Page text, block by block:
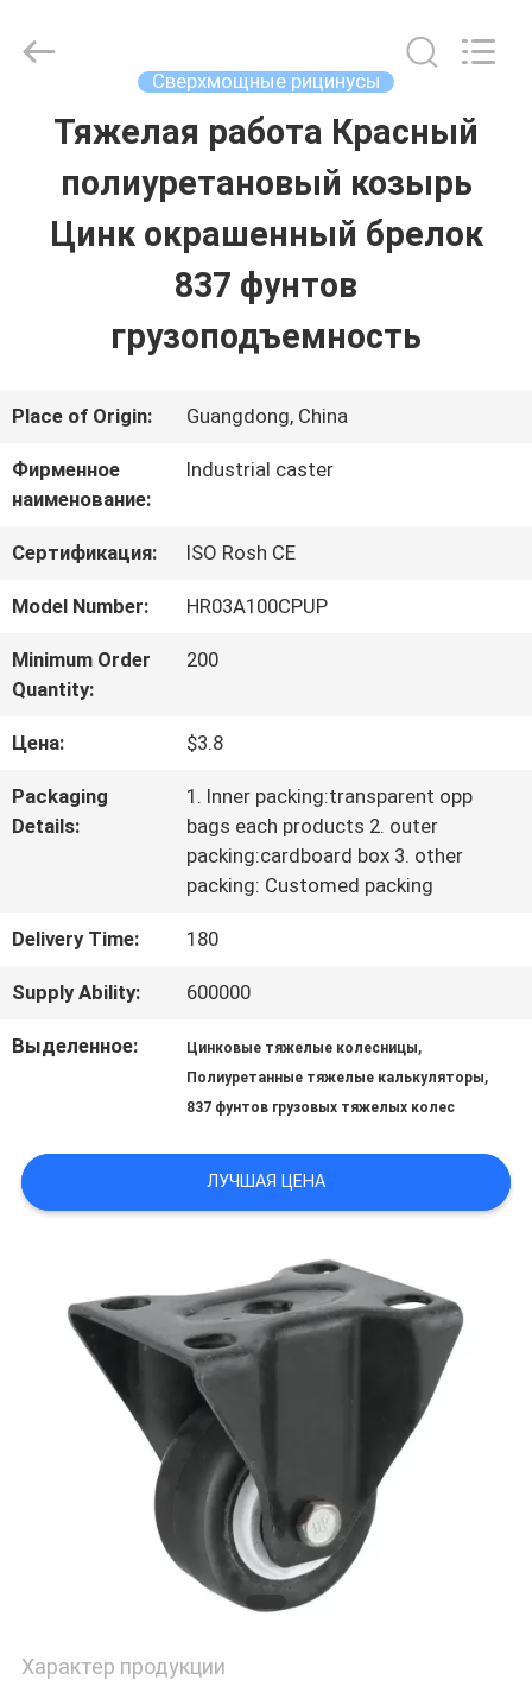
ДОМ
ПРОДУКТЫ
ПРОВЕРКА
СВЯЖИТЕСЬ
СПРОСИТЕ
ЦИТАТУ
PRIVACY
Metal
Сверхмощные рицинусы
Тяжелая работа Красный
полиуретановый козырь
Цинк окрашенный брелок
837 фунтов
грузоподъемность
Place of Origin: Guangdong, China
Фирменное
наименование:
Industrial caster
Сертификация: ISO Rosh CE
Model Number: HR03A100CPUP
Minimum Order
Quantity:
200
Цена: $3.8
Packaging
Details:
1. Inner packing:transparent opp
bags each products 2. outer
packing:cardboard box 3. other
packing: Customed packing
Delivery Time: 180
Supply Ability: 600000
Выделенное: Цинковые тяжелые колесницы,
Полиуретанные тяжелые калькуляторы,
837 фунтов грузовых тяжелых колес
ЛУЧШАЯ ЦЕНА
Характер продукции